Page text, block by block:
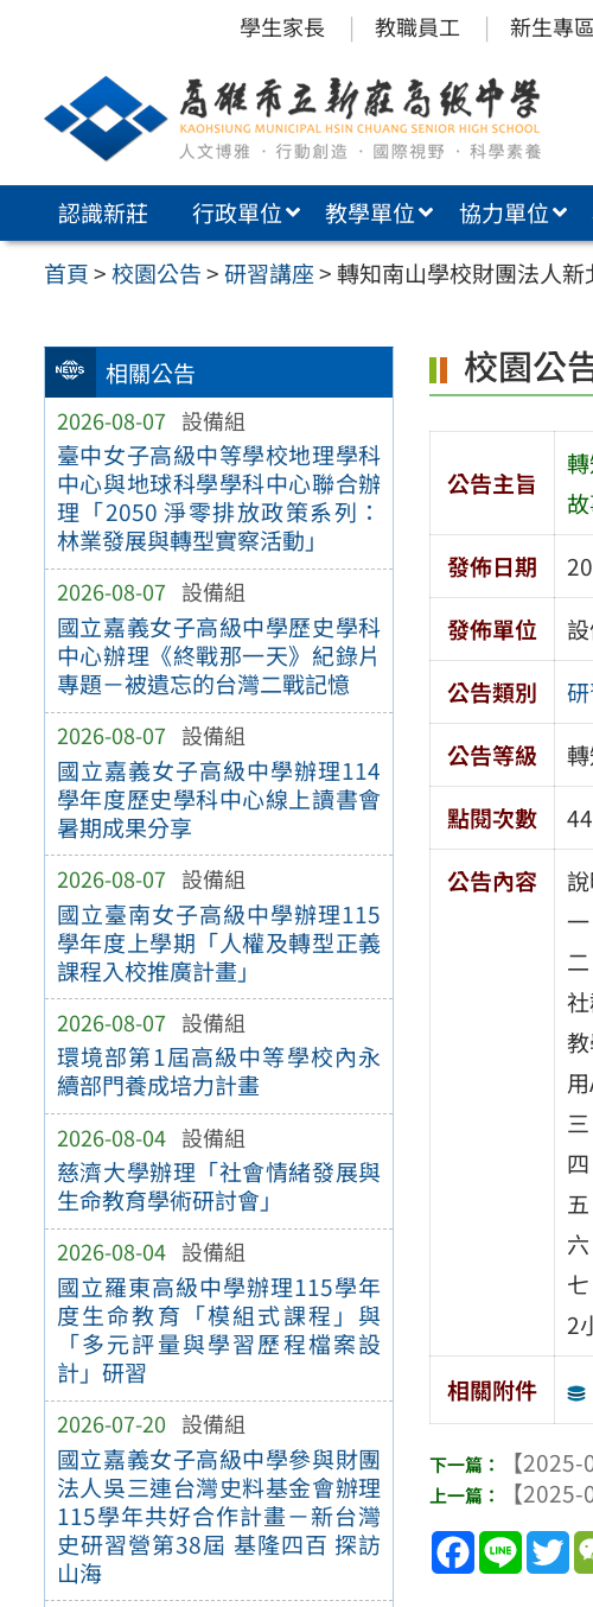
內
學生家長 教職員工 新生專區
認識新莊 行政單位 教學單位 協力單位
首頁>校園公告>研習講座>轉知南山學校財團法人
相關公告
2026-08-07 設備組
臺中女子高級中等學校地理學科
中心與地球科學學科中心聯合辦
理「2050 淨零排放政策系列：
林業發展與轉型實察活動」
2026-08-07 設備組
國立嘉義女子高級中學歷史學科
中心辦理《終戰那一天》紀錄片
專題－被遺忘的台灣二戰記憶
2026-08-07 設備組
國立嘉義女子高級中學辦理114
學年度歷史學科中心線上讀書會
暑期成果分享
2026-08-07 設備組
國立臺南女子高級中學辦理115
學年度上學期「人權及轉型正義
課程入校推廣計畫」
2026-08-07 設備組
環境部第1屆高級中等學校內永
續部門養成培力計畫
2026-08-04 設備組
慈濟大學辦理「社會情緒發展與
生命教育學術研討會」
2026-08-04 設備組
國立羅東高級中學辦理115學年
度生命教育「模組式課程」與
「多元評量與學習歷程檔案設
計」研習
2026-07-20 設備組
國立嘉義女子高級中學參與財團
法人吳三連台灣史料基金會辦理
115學年共好合作計畫－新台灣
史研習營第38屆 基隆四百 探訪
山海
校園公
公告主旨
發佈日期
發佈單位
公告類別
公告等級
點閱次數
公告內容
說
2
相關附件
【2025-
【
Facebook
Line